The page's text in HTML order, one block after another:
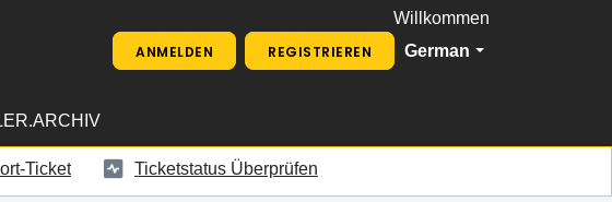
German
Willkommen
ANMELDEN
REGISTRIEREN
Ticket Ticketstatus Überprüfen